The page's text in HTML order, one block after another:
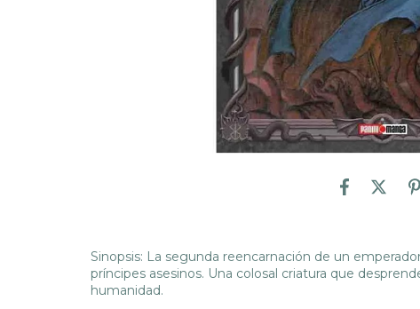
Sinopsis: La segunda reencarnación de un
príncipes asesinos. Una colosal criatura que
humanidad.